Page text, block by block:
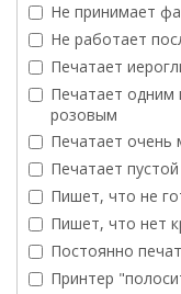
Не принимает
Не работает
Печатает
Печатает
розовым
Печатает очень
Печатает
Пишет, что не
Пишет, что нет
Постоянно
Принтер